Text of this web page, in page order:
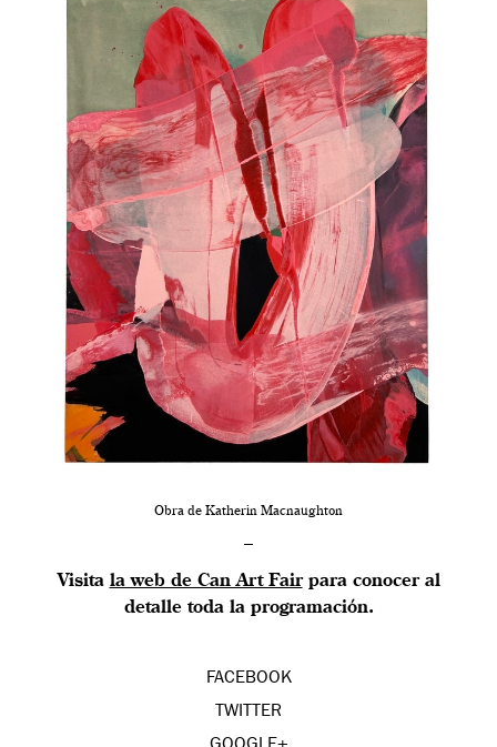
Obra de Katherin Macnaughton
–
Visita la web de Can Art Fairpara conocer al
detalle toda la programación.
FACEBOOK
TWITTER